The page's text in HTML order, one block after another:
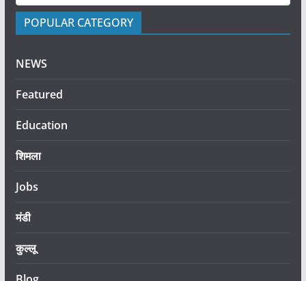
POPULAR CATEGORY
NEWS
Featured
Education
शिमला
Jobs
मंडी
कुल्लू